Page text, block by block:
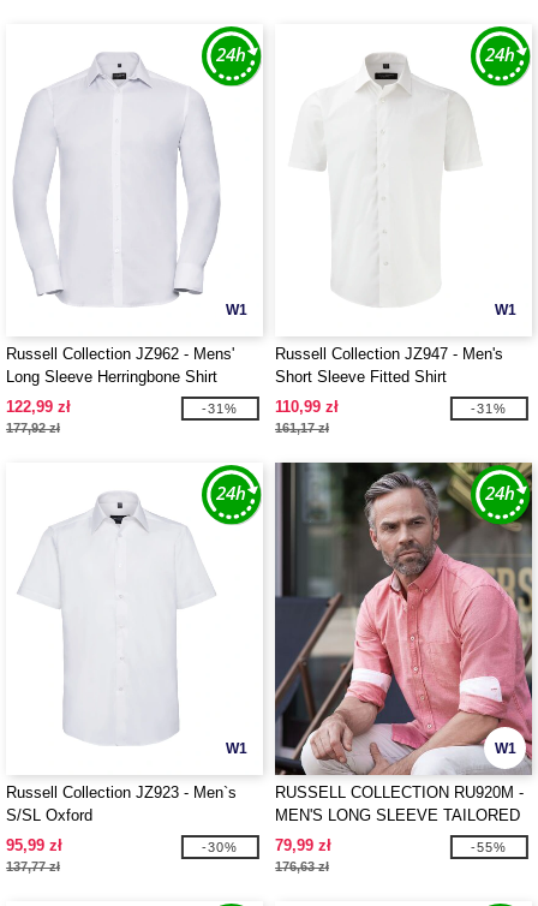
W1
Russell Collection JZ962 - Mens'
Long Sleeve Herringbone Shirt
122,99 zł
177,92 zł
-31%
W1
Russell Collection JZ947 - Men's
Short Sleeve Fitted Shirt
110,99 zł
161,17 zł
-31%
W1
Russell Collection JZ923 - Men`s
S/SL Oxford
95,99 zł
137,77 zł
-30%
W1
RUSSELL COLLECTION RU920M -
MEN'S LONG SLEEVE TAILORED
WASHED OXFORD SHIRT
79,99 zł
176,63 zł
-55%